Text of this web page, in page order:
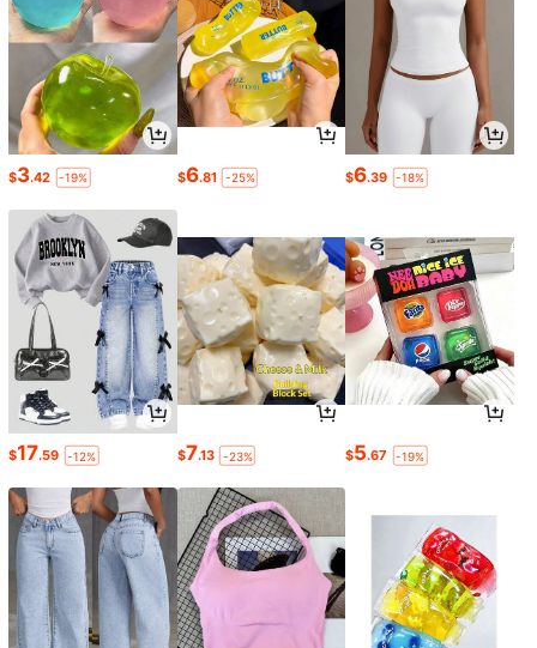
$3.42 -19% $6.81 -25% $6.39 -18%
$17.59 -12% $7.13 -23% $5.67 -19%